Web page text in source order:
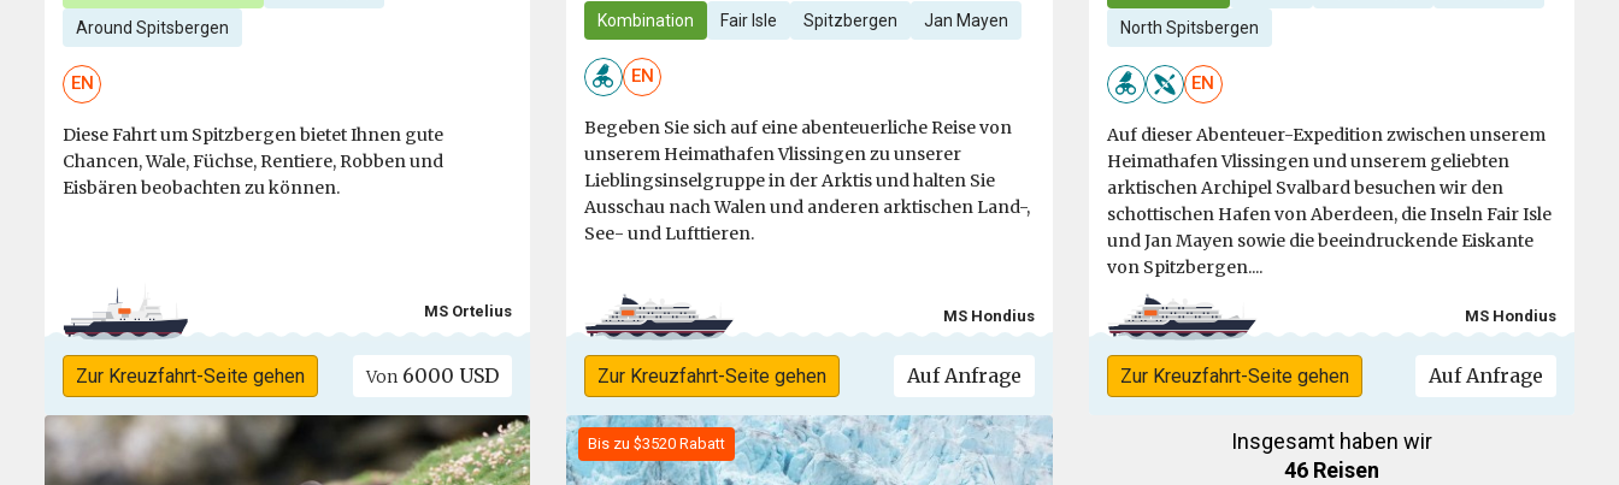
Around Spitsbergen
EN
Diese Fahrt um Spitzbergen bietet Ihnen gute
Chancen, Wale, Füchse, Rentiere, Robben und
Eisbären beobachten zu können.
MS Ortelius
Zur Kreuzfahrt-Seite gehen Von 6000 USD
Kombination Fair Isle Spitzbergen Jan Mayen
EN
Begeben Sie sich auf eine abenteuerliche Reise von
unserem Heimathafen Vlissingen zu unserer
Lieblingsinselgruppe in der Arktis und halten Sie
Ausschau nach Walen und anderen arktischen Land-,
See- und Lufttieren.
MS Hondius
Zur Kreuzfahrt-Seite gehen Auf Anfrage
North Spitsbergen
EN
Auf dieser Abenteuer-Expedition zwischen unserem
Heimathafen Vlissingen und unserem geliebten
arktischen Archipel Svalbard besuchen wir den
schottischen Hafen von Aberdeen, die Inseln Fair Isle
und Jan Mayen sowie die beeindruckende Eiskante
von Spitzbergen....
MS Hondius
Zur Kreuzfahrt-Seite gehen Auf Anfrage
Bis zu $3520 Rabatt
Insgesamt haben wir
46 Reisen